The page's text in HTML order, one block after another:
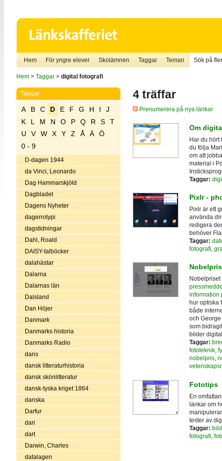
Hem För yngre elever Skolämnen Taggar Teman Sök på
Hem> Taggar> digital fotografi
Taggar
A B C D E F G H I
J
K
L M N O P Q R S
T
U
V W X Y Z Å Ä
Ö
0 - 9
D-dagen 1944
da Vinci, Leonardo
Dag Hammarskjöld
Dagbladet
Dagens Nyheter
dagerrotypi
dagstidningar
Dahl, Roald
DAISY-talböcker
dalahästar
Dalarna
Dalarnas län
Dalsland
Dan Höjer
Danmark
Danmarks historia
Danmarks Radio
dans
dansk litteraturhistoria
dansk skönlitteratur
dansk-tyska kriget 1864
danska
Darfur
dari
dart
Darwin, Charles
datalagen
4 träffar
Prenumerera på nya länkar
Om
Har du hört
du följa
om att
material i
Taggar:
Pixlr -
Pixlr är ett
använda
redigera
behöver
Taggar:
fotografi,
information
hur optiska
både
och
som
bilder
Taggar:
fototeknik,
nobelpris,
Fototips
En
länkar om
tester av
Taggar:
fotografi,